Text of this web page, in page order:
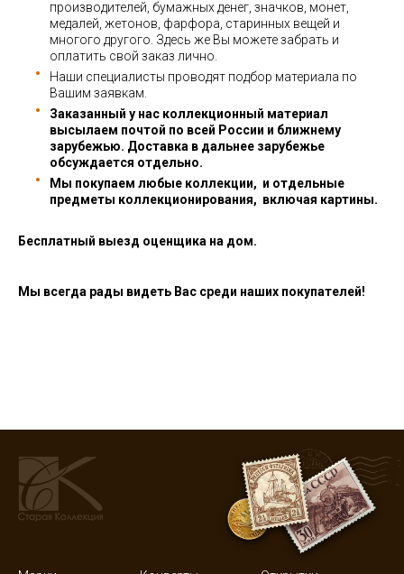
производителей, бумажных денег, значков, монет,
медалей, жетонов, фарфора, старинных вещей и
многого другого. Здесь же Вы можете забрать и
оплатить свой заказ лично.
Наши специалисты проводят подбор материала по
Вашим заявкам.
Заказанный у нас коллекционный материал
высылаем почтой по всей России и ближнему
зарубежью. Доставка в дальнее зарубежье
обсуждается отдельно.
Мы покупаем любые коллекции, и отдельные
предметы коллекционирования, включая картины.
Бесплатный выезд оценщика на дом.
Мы всегда рады видеть Вас среди наших покупателей!